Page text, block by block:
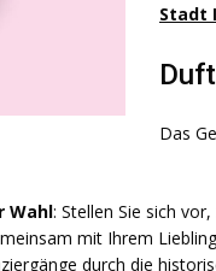
Stadt
Das
Wahl: Stellen Sie sich
mit Ihrem
durch die